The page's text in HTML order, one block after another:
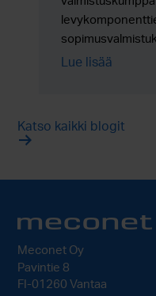
sarjatuotannossa.
Lue lisää
Katso kaikki blogit
Meconet Oy
Pavintie 8
FI-01260 Vantaa